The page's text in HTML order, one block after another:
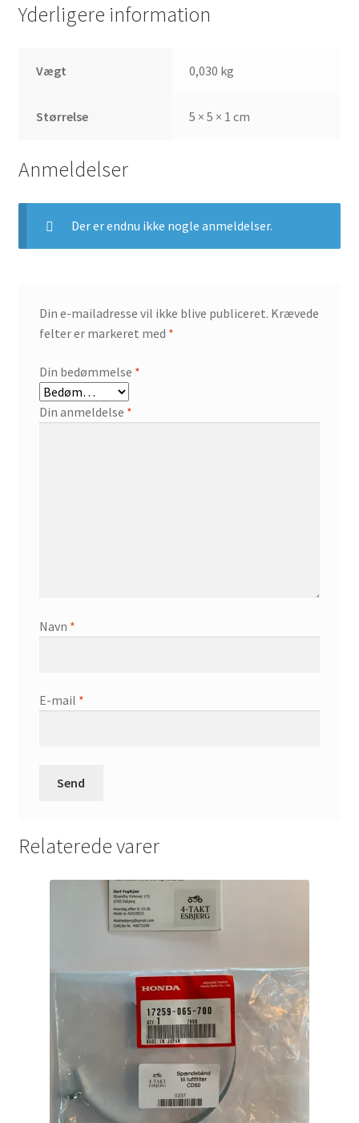
Yderligere information
Vægt 0,030 kg
Størrelse 5 × 5 × 1 cm
Anmeldelser
Der er endnu ikke nogle anmeldelser.
Din e-mailadresse vil ikke blive publiceret. Krævede
felter er markeret med *
Din bedømmelse *
Din anmeldelse *
Navn *
E-mail *
Relaterede varer